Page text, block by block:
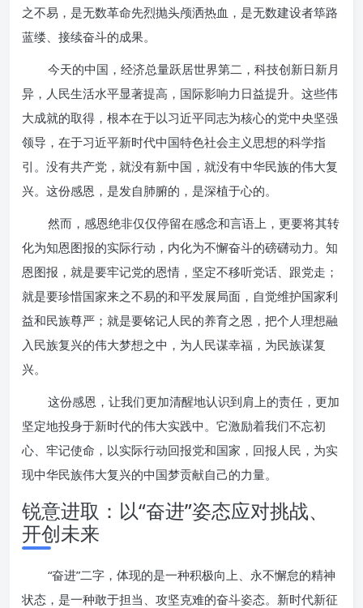
之不易，是无数革命先烈抛头颅洒热血，是无数建设者筚路
蓝缕、接续奋斗的成果。
今天的中国，经济总量跃居世界第二，科技创新日新月
异，人民生活水平显著提高，国际影响力日益提升。这些伟
大成就的取得，根本在于以习近平同志为核心的党中央坚强
领导，在于习近平新时代中国特色社会主义思想的科学指
引。没有共产党，就没有新中国，就没有中华民族的伟大复
兴。这份感恩，是发自肺腑的，是深植于心的。
然而，感恩绝非仅仅停留在感念和言语上，更要将其转
化为知恩图报的实际行动，内化为不懈奋斗的磅礴动力。知
恩图报，就是要牢记党的恩情，坚定不移听党话、跟党走；
就是要珍惜国家来之不易的和平发展局面，自觉维护国家利
益和民族尊严；就是要铭记人民的养育之恩，把个人理想融
入民族复兴的伟大梦想之中，为人民谋幸福，为民族谋复
兴。
这份感恩，让我们更加清醒地认识到肩上的责任，更加
坚定地投身于新时代的伟大实践中。它激励着我们不忘初
心、牢记使命，以实际行动回报党和国家，回报人民，为实
现中华民族伟大复兴的中国梦贡献自己的力量。
锐意进取：以“奋进”姿态应对挑战、
开创未来
“奋进”二字，体现的是一种积极向上、永不懈怠的精神
状态，是一种敢于担当、攻坚克难的奋斗姿态。新时代新征